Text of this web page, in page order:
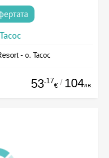
- о. Тасос
53.17
€ / 104лв.